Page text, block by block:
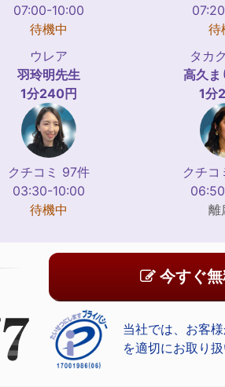
07:00-10:00
待機中
待
ウレア
羽玲明先生
1分240円
クチコミ 97件
03:30-10:00
待機中
タカ
高久ま
1分
クチ
離
今すぐ無
当社では、お客
を適切にお取り扱